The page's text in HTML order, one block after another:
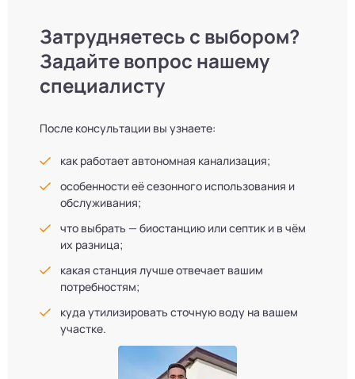
Затрудняетесь с выбором?
Задайте вопрос нашему
специалисту
После консультации вы узнаете:
как работает автономная канализация;
особенности её сезонного использования и
обслуживания;
что выбрать — биостанцию или септик и в чём
их разница;
какая станция лучше отвечает вашим
потребностям;
куда утилизировать сточную воду на вашем
участке.